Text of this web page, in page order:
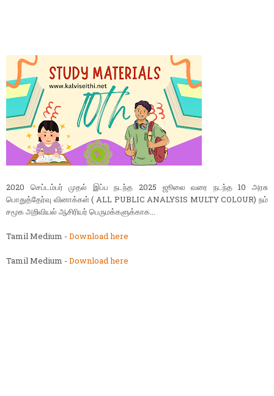
2020 செப்டம்பர் முதல் இப்ப நடந்த 2025 ஜூலை வரை நடந்த 10 அரசு
பொதுத்தேர்வு வினாக்கள் ( ALL PUBLIC ANALYSIS MULTY COLOUR) நம்
சமூக அறிவியல் ஆசிரியர் பெருமக்களுக்காக...
Tamil Medium - Download here
Tamil Medium - Download here